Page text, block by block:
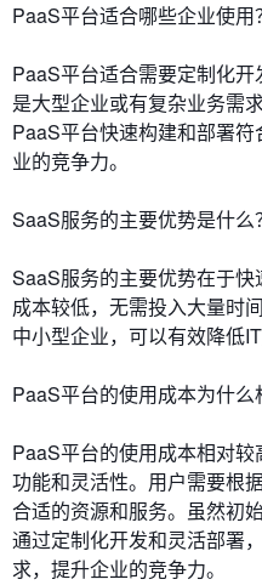
PaaS平台适合哪些企业使用
PaaS平台适合需要定制化
是大型企业或有复杂业务需
PaaS平台快速构建和部署
业的竞争力。
SaaS服务的主要优势是什么
SaaS服务的主要优势在于快
成本较低，无需投入大量时
中小型企业，可以有效降低
PaaS平台的使用成本为什么
PaaS平台的使用成本相对
功能和灵活性。用户需要根
合适的资源和服务。虽然初
通过定制化开发和灵活部署
求，提升企业的竞争力。